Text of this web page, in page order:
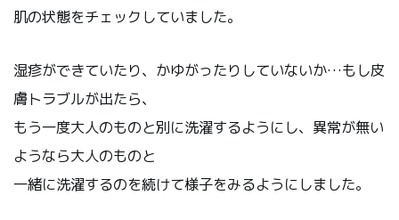
肌の状態をチェックしていました。
湿疹ができていたり、かゆがったりしていないか…もし皮
膚トラブルが出たら、
もう一度大人のものと別に洗濯するようにし、異常が無い
ようなら大人のものと
一緒に洗濯するのを続けて様子をみるようにしました。